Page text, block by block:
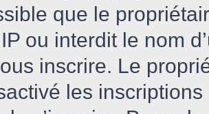
que le
ou interdit le nom
inscrire. Le
les